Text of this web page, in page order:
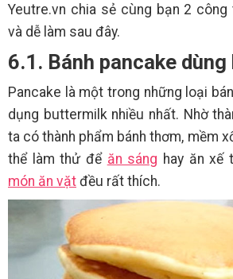
Yeutre.vn chia sẻ cùng bạn 2
và dễ làm sau đây.
6.1. Bánh pancake
Pancake là một trong những loại
dụng buttermilk nhiều nhất. Nhờ
ta có thành phẩm bánh thơm, mềm
thể làm thử để ăn sáng hay ăn xế
món ăn vặt đều rất thích.